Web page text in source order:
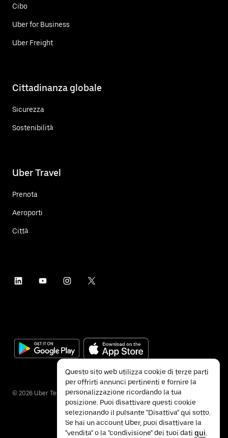
Cibo
Uber for Business
Uber Freight
Cittadinanza globale
Sicurezza
Sostenibilità
Uber Travel
Prenota
Aeroporti
Città
© 2026 Uber Technologies Inc.
Questo sito web utilizza cookie di terze parti
per offrirti annunci pertinenti e fornire la
personalizzazione ricordando la tua
posizione. Puoi disattivare questi cookie
selezionando il pulsante "Disattiva" qui sotto.
Se hai un account Uber, puoi disattivare la
"vendita" o la "condivisione" dei tuoi dati qui.